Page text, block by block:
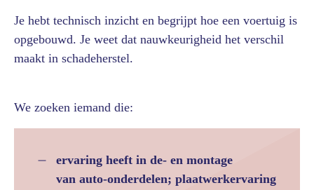
Je hebt technisch inzicht en begrijpt hoe een voertuig is
opgebouwd. Je weet dat nauwkeurigheid het verschil
maakt in schadeherstel.
We zoeken iemand die:
ervaring heeft in de- en montage
van auto-onderdelen; plaatwerkervaring